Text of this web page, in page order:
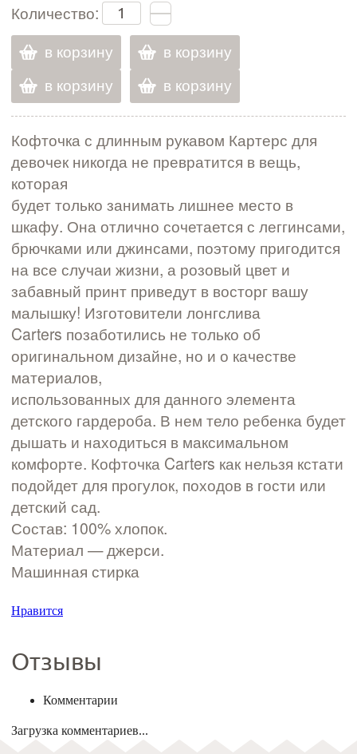
Количество:
в корзину
в корзину
в корзину
в корзину
Кофточка с длинным рукавом Картерс для
девочек никогда не превратится в вещь,
которая
будет только занимать лишнее место в
шкафу. Она отлично сочетается с леггинсами,
брючками или джинсами, поэтому пригодится
на все случаи жизни, а розовый цвет и
забавный принт приведут в восторг вашу
малышку! Изготовители лонгслива
Carters позаботились не только об
оригинальном дизайне, но и о качестве
материалов,
использованных для данного элемента
детского гардероба. В нем тело ребенка будет
дышать и находиться в максимальном
комфорте. Кофточка Carters как нельзя кстати
подойдет для прогулок, походов в гости или
детский сад.
Состав: 100% хлопок.
Материал — джерси.
Машинная стирка
Нравится
Отзывы
Комментарии
Загрузка комментариев...